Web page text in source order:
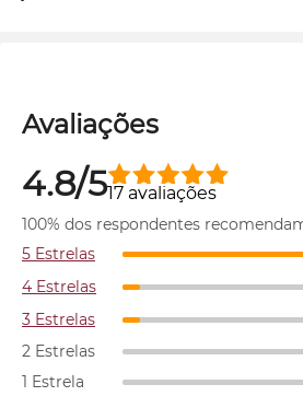
Avaliações
4.8/517 avaliações
100% dos respondentes
5 Estrelas
4 Estrelas
3 Estrelas
2 Estrelas
1 Estrela